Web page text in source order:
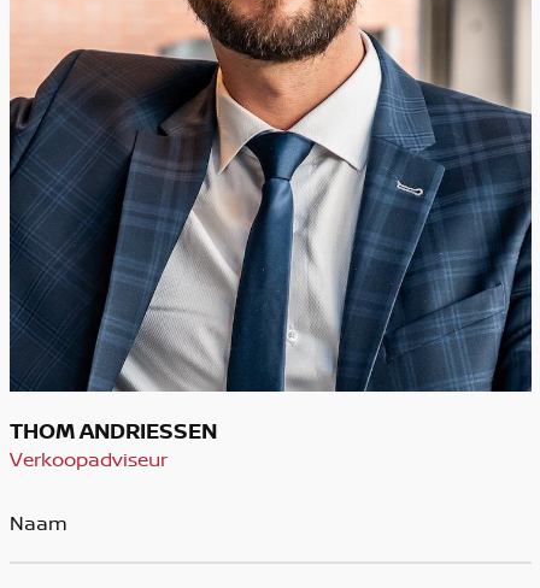
THOM ANDRIESSEN
Verkoopadviseur